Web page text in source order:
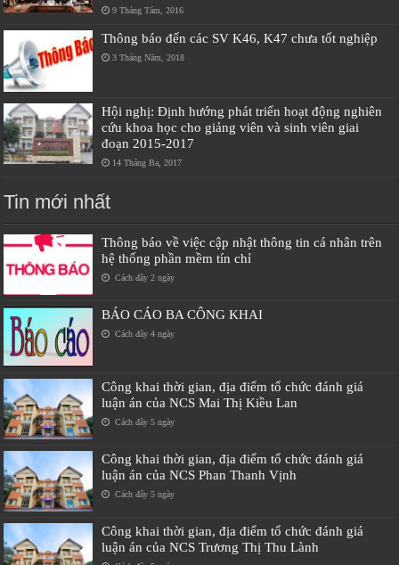
9 Tháng Tám, 2016
Thông báo đến các SV K46, K47 chưa tốt nghiệp
3 Tháng Năm, 2018
Hội nghị: Định hướng phát triển hoạt động nghiên
cứu khoa học cho giảng viên và sinh viên giai
đoạn 2015-2017
14 Tháng Ba, 2017
Tin mới nhất
Thông báo về việc cập nhật thông tin cá nhân trên
hệ thống phần mềm tín chỉ
Cách đây 2 ngày
BÁO CÁO BA CÔNG KHAI
Cách đây 4 ngày
Công khai thời gian, địa điểm tổ chức đánh giá
luận án của NCS Mai Thị Kiều Lan
Cách đây 5 ngày
Công khai thời gian, địa điểm tổ chức đánh giá
luận án của NCS Phan Thanh Vịnh
Cách đây 5 ngày
Công khai thời gian, địa điểm tổ chức đánh giá
luận án của NCS Trương Thị Thu Lành